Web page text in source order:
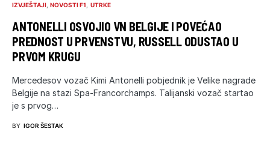
IZVJEŠTAJI NOVOSTI F1 UTRKE
ANTONELLI OSVOJIO VN BELGIJE I POVEĆAO
PREDNOST U PRVENSTVU, RUSSELL ODUSTAO U
PRVOM KRUGU
Mercedesov vozač Kimi Antonelli pobjednik je Velike nagrade
Belgije na stazi Spa-Francorchamps. Talijanski vozač startao
je s prvog…
BY IGOR ŠESTAK